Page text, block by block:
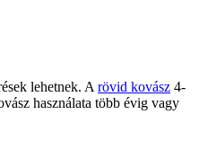
lehetnek. A rövid kovász 4-
használata több évig vagy